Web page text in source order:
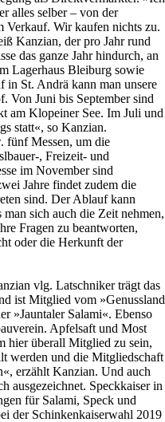
alles selber – von der
Verkauf. Wir kaufen nichts zu.
Kanzian, der pro Jahr rund
das ganze Jahr hindurch, an
Lagerhaus Bleiburg sowie
in St. Andrä kann man unsere
Von Juni bis September sind
am Klopeiner See. Im Juli und
statt«, so Kanzian.
fünf Messen, um die
, Freizeit- und
im November sind
Jahre findet zudem die
sind. Der Ablauf kann
man sich auch die Zeit nehmen,
Fragen zu beantworten,
oder die Herkunft der
vlg. Latschniker trägt das
ist Mitglied vom »Genussland
»Jauntaler Salami«. Ebenso
Apfelsaft und Most
hier überall Mitglied zu sein,
werden und die Mitgliedschaft
erzählt Kanzian. Und auch
ausgezeichnet. Speckkaiser in
für Salami, Speck und
der Schinkenkaiserwahl 2019